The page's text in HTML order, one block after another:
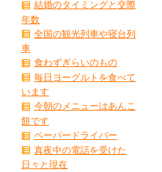
結婚のタイミングと交際
年数
全国の観光列車や寝台列
車
食わずぎらいのもの
毎日ヨーグルトを食べて
います
今朝のメニューはあんこ
餅です
ペーパードライバー
真夜中の電話を受けた
日々と現在